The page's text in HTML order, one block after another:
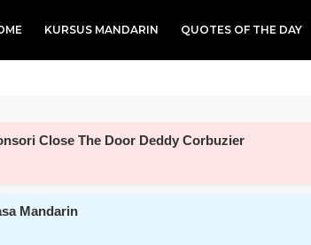
KURSUS MANDARIN QUOTES OF THE DAY
Close The Door Deddy Corbuzier
Mandarin